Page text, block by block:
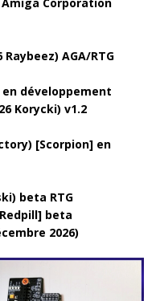
AGA/RTG
développement
Korycki) v1.2
[Scorpion] en
beta RTG
beta
2026)